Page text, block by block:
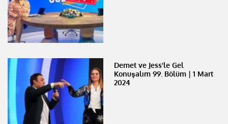
Demet ve Jess'le Gel
Konuşalım 99. Bölüm | 1 Mart
2024